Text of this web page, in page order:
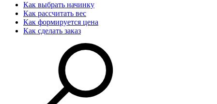
Как выбрать начинку
Как рассчитать вес
Как формируется цена
Как сделать заказ